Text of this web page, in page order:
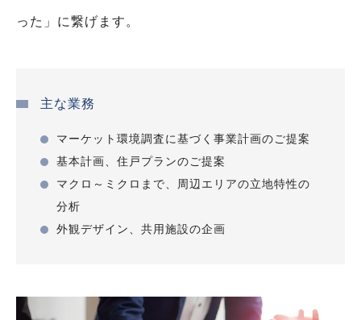
常盤松ハウスマンション建替組合（丸紅）
新宿区
81
2020年
丸紅都市開発・東急不動産
千代田区
リノア武蔵野
武蔵野市
2019年 リビタ
った」に繋げます。
主な業務
マーケット環境調査に基づく事業計画のご提案
基本計画、住戸プランのご提案
マクロ～ミクロまで、周辺エリアの立地特性の
分析
外観デザイン、共用施設の企画